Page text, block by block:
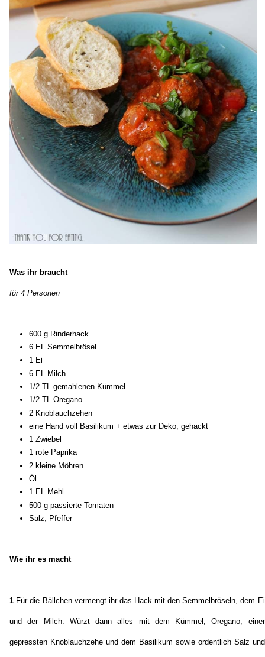
Was ihr braucht
für 4 Personen
600 g Rinderhack
6 EL Semmelbrösel
1 Ei
6 EL Milch
1/2 TL gemahlenen Kümmel
1/2 TL Oregano
2 Knoblauchzehen
eine Hand voll Basilikum + etwas zur Deko, gehackt
1 Zwiebel
1 rote Paprika
2 kleine Möhren
Öl
1 EL Mehl
500 g passierte Tomaten
Salz, Pfeffer
Wie ihr es macht
1 Für die Bällchen vermengt ihr das Hack mit den Semmelbröseln, dem Ei
und der Milch. Würzt dann alles mit dem Kümmel, Oregano, einer
gepressten Knoblauchzehe und dem Basilikum sowie ordentlich Salz und